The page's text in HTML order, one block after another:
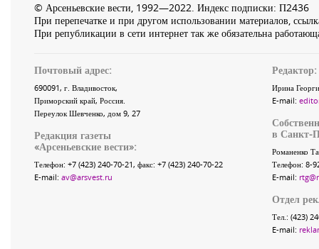
© Арсеньевские вести, 1992—2022. Индекс подписки: П2436
При перепечатке и при другом использовании материалов,
При републикации в сети интернет так же обязательна
Почтовый адрес:
690091, г. Владивосток,
Приморский край, Россия.
Переулок Шевченко, дом 9, 27
Редакция газеты
«Арсеньевские вести»:
Телефон: +7 (423) 240-70-21, факс: +7 (423) 240-70-22
E-mail: av@arsvest.ru
Редактор:
Ирина
E-mail:
в Санкт-
Романенко
Телефон: 8-
E-mail:
Отдел
Тел.: (423)
E-mail: